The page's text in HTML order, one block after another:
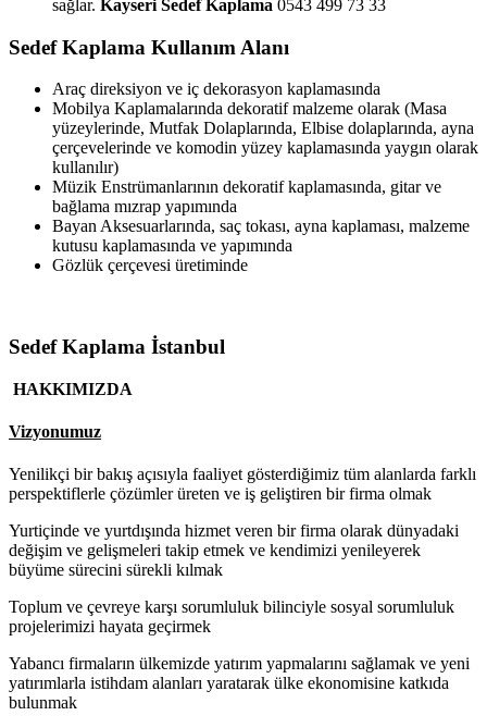
sağlar. Kayseri Sedef Kaplama 0543 499 73 33
Sedef Kaplama Kullanım Alanı
Araç direksiyon ve iç dekorasyon kaplamasında
Mobilya Kaplamalarında dekoratif malzeme olarak (Masa
yüzeylerinde, Mutfak Dolaplarında, Elbise dolaplarında, ayna
çerçevelerinde ve komodin yüzey kaplamasında yaygın olarak
kullanılır)
Müzik Enstrümanlarının dekoratif kaplamasında, gitar ve
bağlama mızrap yapımında
Bayan Aksesuarlarında, saç tokası, ayna kaplaması, malzeme
kutusu kaplamasında ve yapımında
Gözlük çerçevesi üretiminde
Sedef Kaplama İstanbul
HAKKIMIZDA
Vizyonumuz
Yenilikçi bir bakış açısıyla faaliyet gösterdiğimiz tüm alanlarda farklı
perspektiflerle çözümler üreten ve iş geliştiren bir firma olmak
Yurtiçinde ve yurtdışında hizmet veren bir firma olarak dünyadaki
değişim ve gelişmeleri takip etmek ve kendimizi yenileyerek
büyüme sürecini sürekli kılmak
Toplum ve çevreye karşı sorumluluk bilinciyle sosyal sorumluluk
projelerimizi hayata geçirmek
Yabancı firmaların ülkemizde yatırım yapmalarını sağlamak ve yeni
yatırımlarla istihdam alanları yaratarak ülke ekonomisine katkıda
bulunmak